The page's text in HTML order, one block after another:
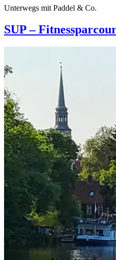
Unterwegs mit Paddel & Co.
SUP –